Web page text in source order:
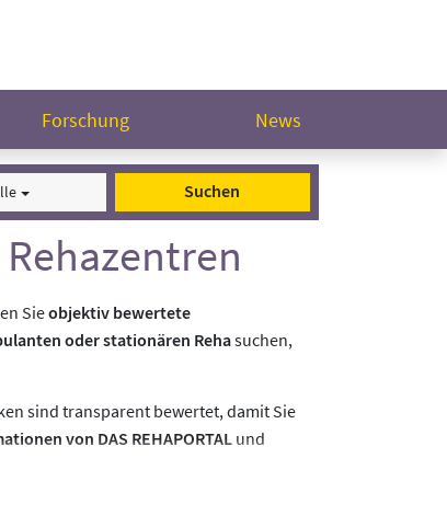
Forschung News
Suchen
Sieobjektiv bewertete
oder stationären Rehasuchen,
sind transparent bewertet, damit Sie
von DAS REHAPORTAL und